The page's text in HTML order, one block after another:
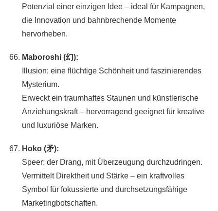
Potenzial einer einzigen Idee – ideal für Kampagnen,
die Innovation und bahnbrechende Momente
hervorheben.
Maboroshi (幻):
Illusion; eine flüchtige Schönheit und faszinierendes
Mysterium.
Erweckt ein traumhaftes Staunen und künstlerische
Anziehungskraft – hervorragend geeignet für kreative
und luxuriöse Marken.
Hoko (矛):
Speer; der Drang, mit Überzeugung durchzudringen.
Vermittelt Direktheit und Stärke – ein kraftvolles
Symbol für fokussierte und durchsetzungsfähige
Marketingbotschaften.